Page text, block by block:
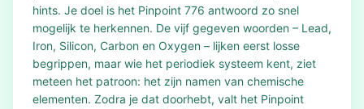
hints. Je doel is het Pinpoint 776 antwoord zo snel
mogelijk te herkennen. De vijf gegeven woorden – Lead,
Iron, Silicon, Carbon en Oxygen – lijken eerst losse
begrippen, maar wie het periodiek systeem kent, ziet
meteen het patroon: het zijn namen van chemische
elementen. Zodra je dat doorhebt, valt het Pinpoint